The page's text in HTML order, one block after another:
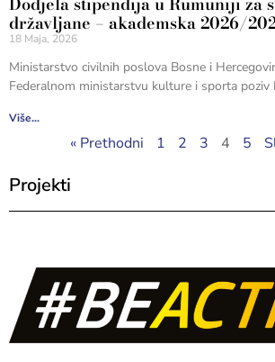
državljane – akademska 2026/
18 Maja, 2026
Ministarstvo civilnih poslova Bosne i
Federalnom ministarstvu kulture i sporta poziv
Više...
« Prethodni 1 2 3 4 5
Projekti